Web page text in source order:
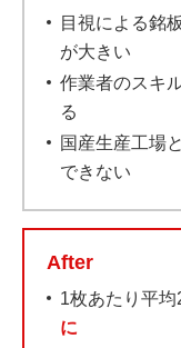
目視による銘
が大きい
作業者のスキ
る
国産生産工場
できない
After
1枚あたり平
に